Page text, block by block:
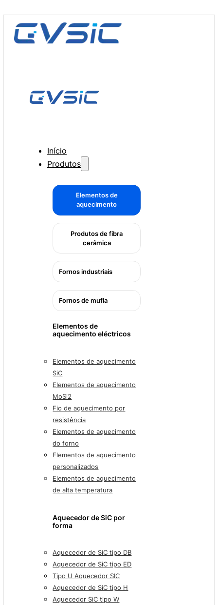
Início
Produtos
Elementos de
aquecimento
Produtos de fibra
cerâmica
Fornos industriais
Fornos de mufla
Elementos de
aquecimento eléctricos
Elementos de aquecimento
SiC
Elementos de aquecimento
MoSi2
Fio de aquecimento por
resistência
Elementos de aquecimento
do forno
Elementos de aquecimento
personalizados
Elementos de aquecimento
de alta temperatura
Aquecedor de SiC por
forma
Aquecedor de SiC tipo DB
Aquecedor de SiC tipo ED
Tipo U Aquecedor SIC
Aquecedor de SiC tipo H
Aquecedor SiC tipo W